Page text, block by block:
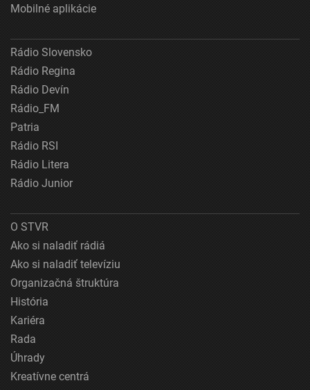
Mobilné aplikácie
Rádio Slovensko
Rádio Regina
Rádio Devín
Rádio_FM
Patria
Rádio RSI
Rádio Litera
Rádio Junior
O STVR
Ako si naladiť rádiá
Ako si naladiť televíziu
Organizačná štruktúra
História
Kariéra
Rada
Úhrady
Kreatívne centrá